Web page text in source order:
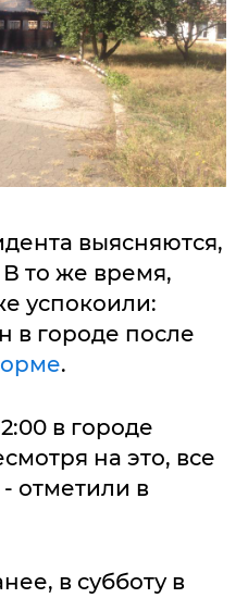
выясняются,
то же время,
успокоили:
в городе после
.
в городе
на это, все
отметили в
в субботу в